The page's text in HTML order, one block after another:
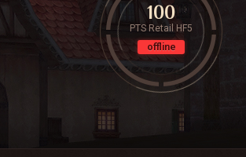
100
PTS Retail HF5
offline